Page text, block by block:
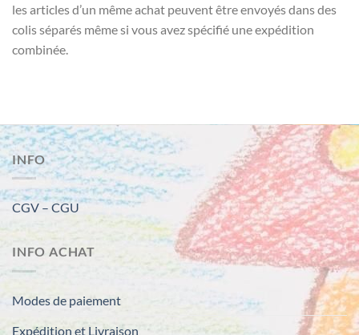
les articles d’un même achat peuvent être envoyés dans des
colis séparés même si vous avez spécifié une expédition
combinée.
INFO
CGV – CGU
INFO ACHAT
Modes de paiement
Expédition et Livraison